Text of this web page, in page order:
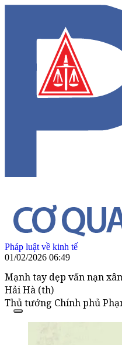
Pháp luật về kinh tế
01/02/2026 06:49
Mạnh tay dẹp vấn nạn
Hải Hà (th)
Thủ tướng Chính phủ